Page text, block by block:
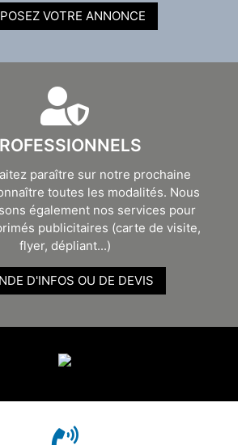
VOTRE ANNONCE
paraître sur notre prochaine
toutes les modalités. Nous
également nos services pour
publicitaires (carte de visite,
flyer, dépliant...)
D'INFOS OU DE DEVIS